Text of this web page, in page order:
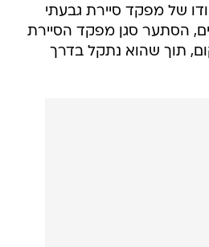
של מפקד סיירת גבעתי
הסתער סגן מפקד הסיירת
תוך שהוא נתקל בדרך